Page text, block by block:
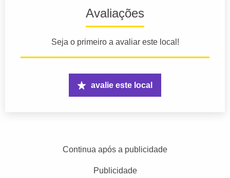
Avaliações
Seja o primeiro a avaliar este local!
avalie este local
Continua após a publicidade
Publicidade